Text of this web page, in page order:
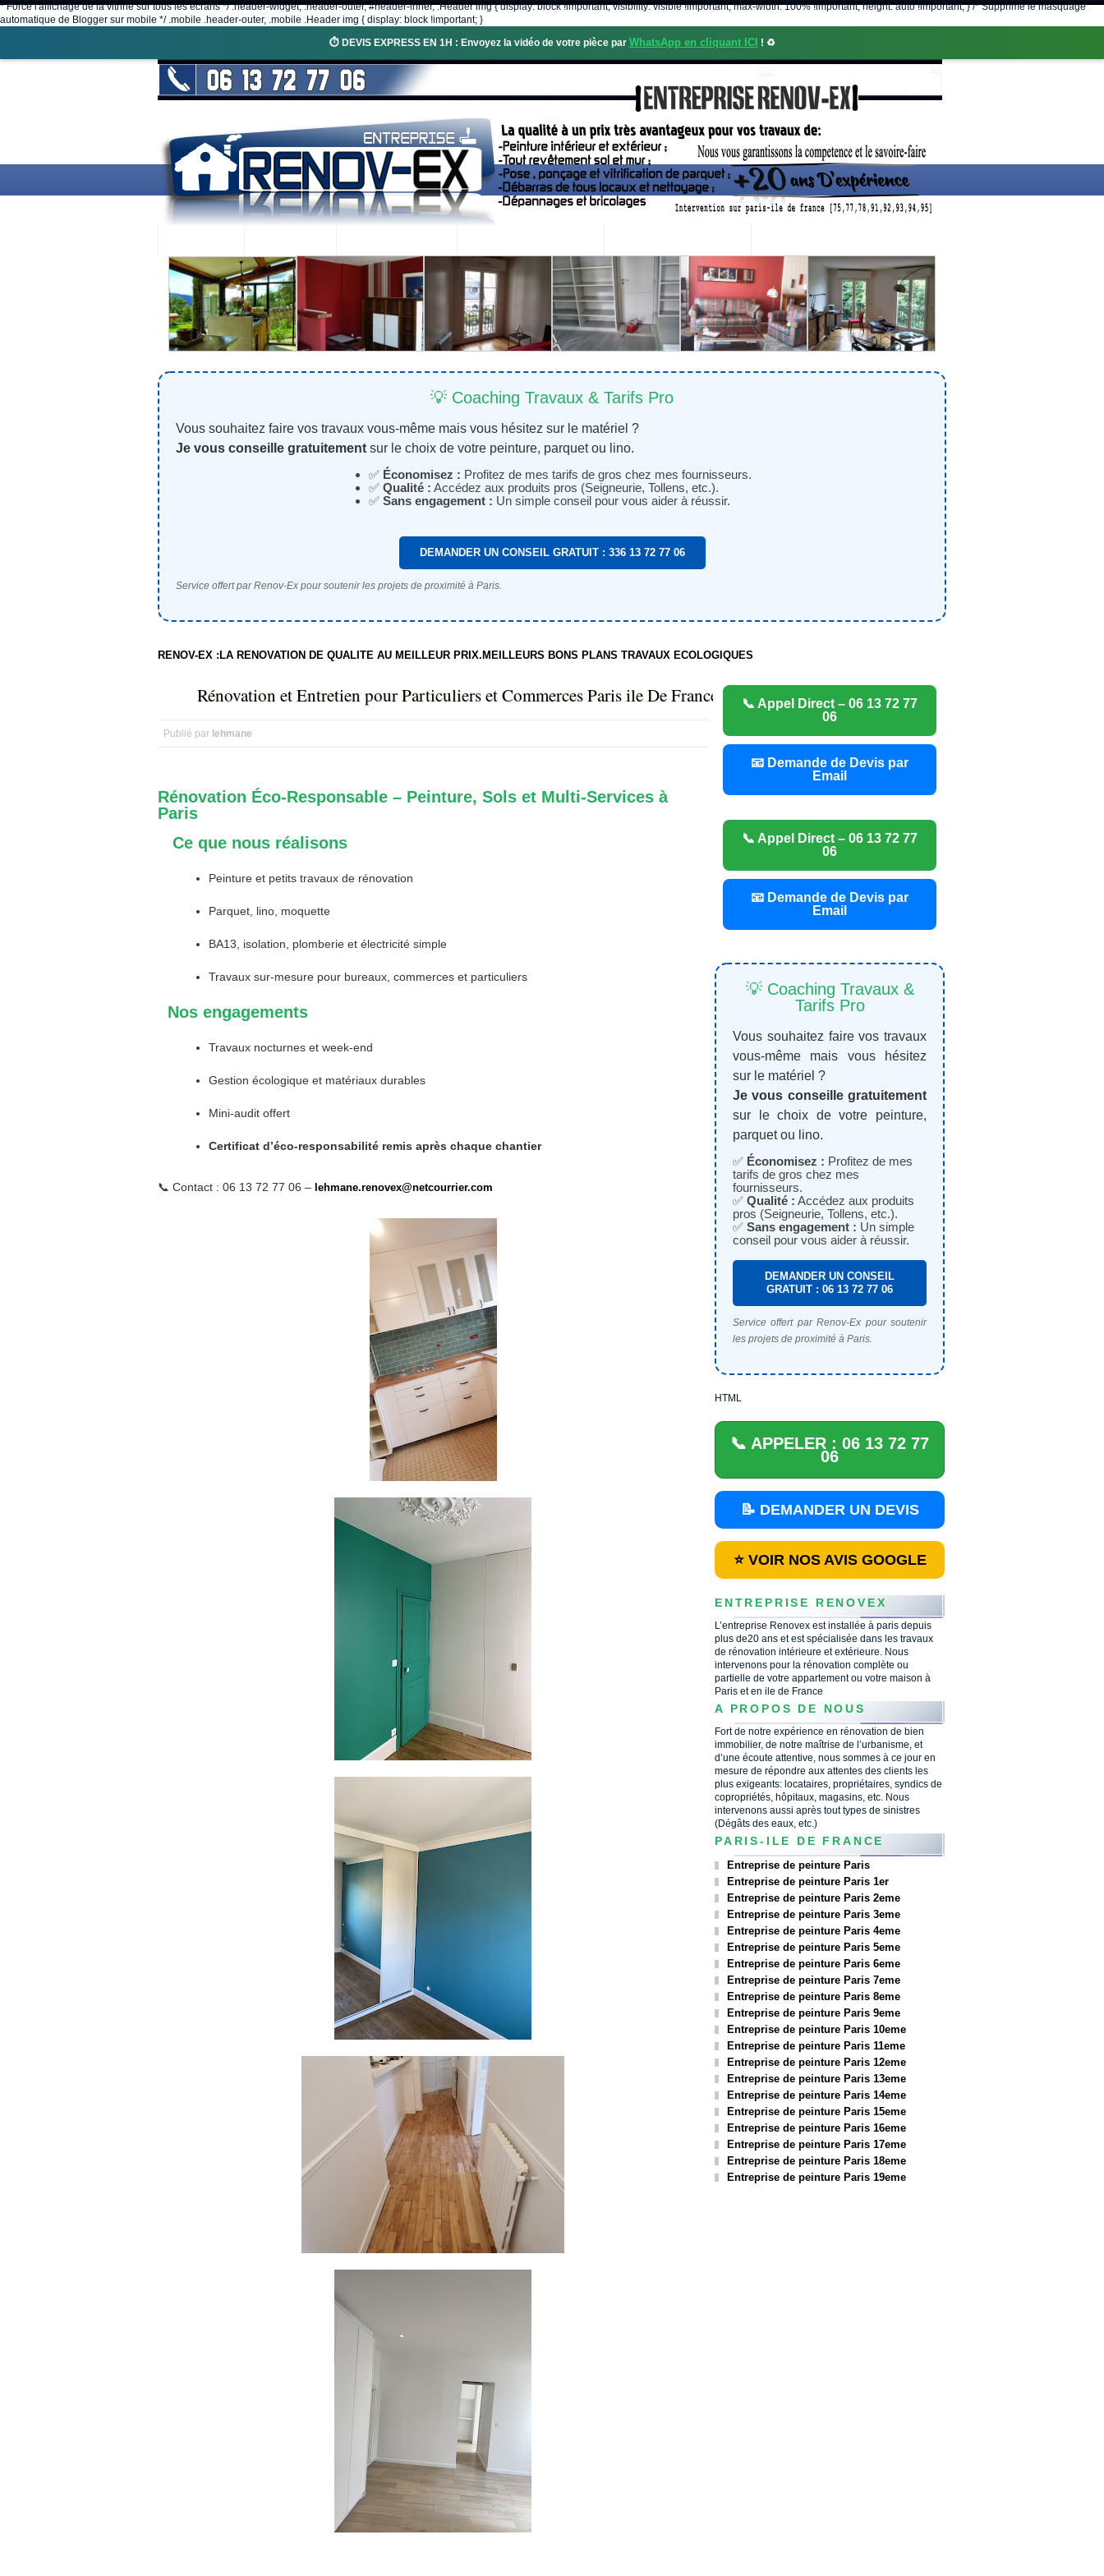
* Force l'affichage de la vitrine sur tous les écrans */ .header-widget, .header-outer, #header-inner, .Header img { display: block !important; visibility: visible !important; max-width: 100% !important; height: auto !important; } /* Supprime le masquage
automatique de Blogger sur mobile */ .mobile .header-outer, .mobile .Header img { display: block !important; }
⏱️ DEVIS EXPRESS EN 1H : Envoyez la vidéo de votre pièce par WhatsApp en cliquant ICI ! ♻️
💡 Coaching Travaux & Tarifs Pro
Vous souhaitez faire vos travaux vous-même mais vous hésitez sur le matériel ?
Je vous conseille gratuitement sur le choix de votre peinture, parquet ou lino.
✅ Économisez : Profitez de mes tarifs de gros chez mes fournisseurs.
✅ Qualité : Accédez aux produits pros (Seigneurie, Tollens, etc.).
✅ Sans engagement : Un simple conseil pour vous aider à réussir.
DEMANDER UN CONSEIL GRATUIT : 336 13 72 77 06
Service offert par Renov-Ex pour soutenir les projets de proximité à Paris.
RENOV-EX :LA RENOVATION DE QUALITE AU MEILLEUR PRIX.MEILLEURS BONS PLANS TRAVAUX ECOLOGIQUES
Rénovation et Entretien pour Particuliers et Commerces Paris ile De France
Publié par lehmane
Rénovation Éco-Responsable – Peinture, Sols et Multi-Services à
Paris
Ce que nous réalisons
Peinture et petits travaux de rénovation
Parquet, lino, moquette
BA13, isolation, plomberie et électricité simple
Travaux sur-mesure pour bureaux, commerces et particuliers
Nos engagements
Travaux nocturnes et week-end
Gestion écologique et matériaux durables
Mini-audit offert
Certificat d’éco-responsabilité remis après chaque chantier
📞 Contact : 06 13 72 77 06 – lehmane.renovex@netcourrier.com
📞 Appel Direct – 06 13 72 77
06
📧 Demande de Devis par
Email
📞 Appel Direct – 06 13 72 77
06
📧 Demande de Devis par
Email
💡 Coaching Travaux &
Tarifs Pro
Vous souhaitez faire vos travaux
vous-même mais vous hésitez
sur le matériel ?
Je vous conseille gratuitement
sur le choix de votre peinture,
parquet ou lino.
✅ Économisez : Profitez de mes
tarifs de gros chez mes
fournisseurs.
✅ Qualité : Accédez aux produits
pros (Seigneurie, Tollens, etc.).
✅ Sans engagement : Un simple
conseil pour vous aider à réussir.
DEMANDER UN CONSEIL
GRATUIT : 06 13 72 77 06
Service offert par Renov-Ex pour soutenir
les projets de proximité à Paris.
HTML
📞 APPELER : 06 13 72 77
06
📝 DEMANDER UN DEVIS
⭐ VOIR NOS AVIS GOOGLE
ENTREPRISE RENOVEX
L’entreprise Renovex est installée à paris depuis
plus de20 ans et est spécialisée dans les travaux
de rénovation intérieure et extérieure. Nous
intervenons pour la rénovation complète ou
partielle de votre appartement ou votre maison à
Paris et en ile de France
A PROPOS DE NOUS
Fort de notre expérience en rénovation de bien
immobilier, de notre maîtrise de l’urbanisme, et
d’une écoute attentive, nous sommes à ce jour en
mesure de répondre aux attentes des clients les
plus exigeants: locataires, propriétaires, syndics de
copropriétés, hôpitaux, magasins, etc. Nous
intervenons aussi après tout types de sinistres
(Dégâts des eaux, etc.)
PARIS-ILE DE FRANCE
Entreprise de peinture Paris
Entreprise de peinture Paris 1er
Entreprise de peinture Paris 2eme
Entreprise de peinture Paris 3eme
Entreprise de peinture Paris 4eme
Entreprise de peinture Paris 5eme
Entreprise de peinture Paris 6eme
Entreprise de peinture Paris 7eme
Entreprise de peinture Paris 8eme
Entreprise de peinture Paris 9eme
Entreprise de peinture Paris 10eme
Entreprise de peinture Paris 11eme
Entreprise de peinture Paris 12eme
Entreprise de peinture Paris 13eme
Entreprise de peinture Paris 14eme
Entreprise de peinture Paris 15eme
Entreprise de peinture Paris 16eme
Entreprise de peinture Paris 17eme
Entreprise de peinture Paris 18eme
Entreprise de peinture Paris 19eme